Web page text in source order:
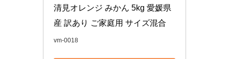
清見オレンジ みかん 5kg 愛媛県
産 訳あり ご家庭用 サイズ混合
vm-0018